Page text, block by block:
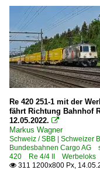
Re 420 251-1 mit der
fährt Richtung Bahnhof
12.05.2022. 
Markus Wagner
Schweiz / SBB | Schweizer
Bundesbahnen Cargo AG
420 Re 4/4 II Werbeloks
 311 1200x800 Px,